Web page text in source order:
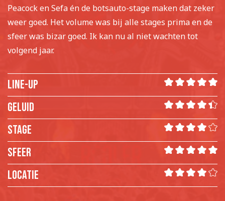
Peacock en Sefa én de botsauto-stage maken dat zeker
weer goed. Het volume was bij alle stages prima en de
sfeer was bizar goed. Ik kan nu al niet wachten tot
volgend jaar.
LINE-UP
GELUID
STAGE
SFEER
LOCATIE